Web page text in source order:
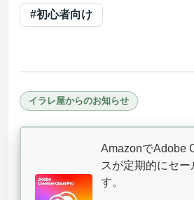
#初心者向け
イラレ屋からのお知らせ
AmazonでAdobe
スが定期的にセー
す。